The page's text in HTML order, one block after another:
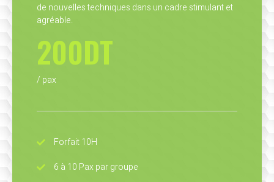
de nouvelles techniques dans un cadre stimulant et
agréable.
200DT
/ pax
Forfait 10H
6 à 10 Pax par groupe